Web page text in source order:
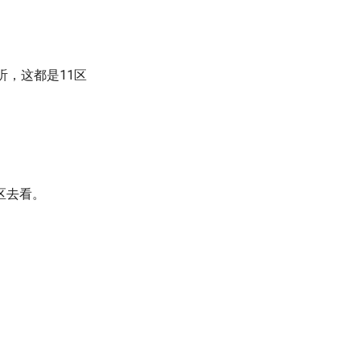
，这都是11区
看。